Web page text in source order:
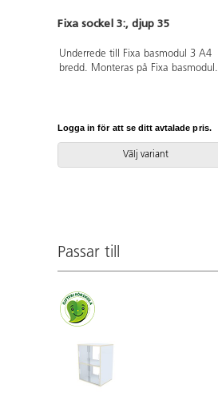
Fixa sockel 3:, djup 35
Underrede till Fixa basmodul 3 A4
bredd. Monteras på Fixa basmodul.
Logga in för att se ditt avtalade pris.
Välj variant
Passar till